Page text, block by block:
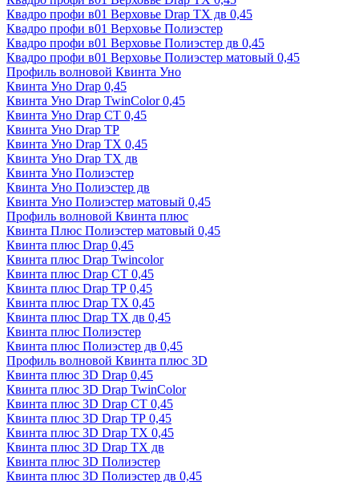
Квадро профи в01 Верховье Drap ТХ дв 0,45
Квадро профи в01 Верховье Полиэстер
Квадро профи в01 Верховье Полиэстер дв 0,45
Квадро профи в01 Верховье Полиэстер матовый 0,45
Профиль волновой Квинта Уно
Квинта Уно Drap 0,45
Квинта Уно Drap TwinColor 0,45
Квинта Уно Drap СТ 0,45
Квинта Уно Drap ТР
Квинта Уно Drap ТХ 0,45
Квинта Уно Drap ТХ дв
Квинта Уно Полиэстер
Квинта Уно Полиэстер дв
Квинта Уно Полиэстер матовый 0,45
Профиль волновой Квинта плюс
Квинта Плюс Полиэстер матовый 0,45
Квинта плюс Drap 0,45
Квинта плюс Drap Twincolor
Квинта плюс Drap СТ 0,45
Квинта плюс Drap ТР 0,45
Квинта плюс Drap ТХ 0,45
Квинта плюс Drap ТХ дв 0,45
Квинта плюс Полиэстер
Квинта плюс Полиэстер дв 0,45
Профиль волновой Квинта плюс 3D
Квинта плюс 3D Drap 0,45
Квинта плюс 3D Drap TwinColor
Квинта плюс 3D Drap СТ 0,45
Квинта плюс 3D Drap ТР 0,45
Квинта плюс 3D Drap ТХ 0,45
Квинта плюс 3D Drap ТХ дв
Квинта плюс 3D Полиэстер
Квинта плюс 3D Полиэстер дв 0,45